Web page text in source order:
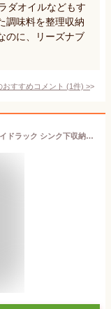
ダオイルなどもす
調味料を整理収納
のに、リーズナブ
おすすめコメント (1件) >
＼1点6％OFF&2点12％OFF・8/24迄／スライドラック シンク下収納 スライド 引き出し シンク下収納ラック 収納棚 スライド式 S～XL シンク下スライドラック シンク下収納収納 引き出し式収納 多機能のキッチン収納 洗面台下収納 キッチン用 白 黒 ギフト